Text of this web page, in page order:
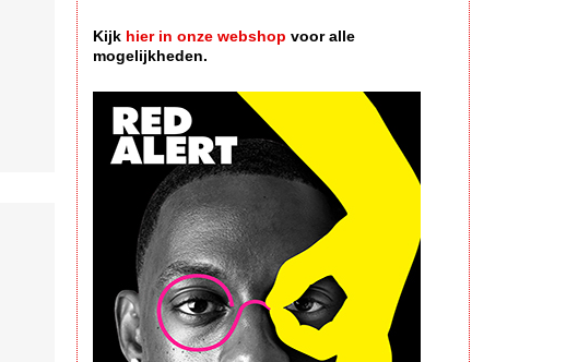
Kijk hier in onze webshop voor alle
mogelijkheden.